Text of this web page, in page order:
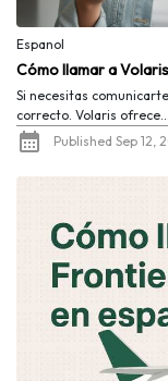
Espanol
Cómo llamar a
Si necesitas
correcto. Volaris ofrece...
Published Sep 12,